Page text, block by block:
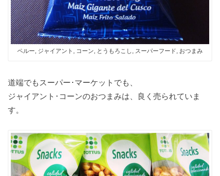
ペルー, ジャイアント, コーン, とうもろこし, スーパーフード, おつまみ
道端でもスーパー･マーケットでも、
ジャイアント･コーンのおつまみは、良く売られていま
す。